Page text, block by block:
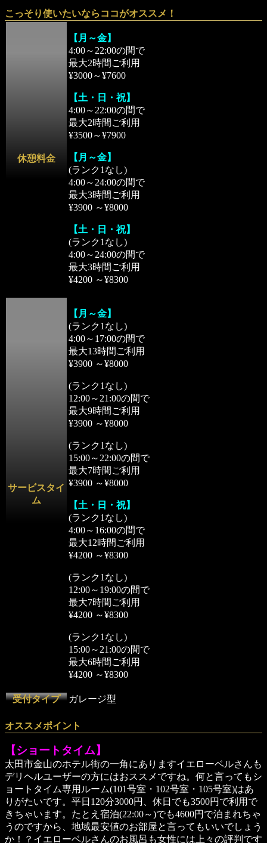
こっそり使いたいならココがオススメ！
休憩料金
【月～金】
4:00～22:00の間で
最大2時間ご利用
¥3000～¥7600
【土・日・祝】
4:00～22:00の間で
最大2時間ご利用
¥3500～¥7900
【月～金】
(ランク1なし)
4:00～24:00の間で
最大3時間ご利用
¥3900 ～¥8000
【土・日・祝】
(ランク1なし)
4:00～24:00の間で
最大3時間ご利用
¥4200 ～¥8300
サービスタイ
ム
【月～金】
(ランク1なし)
4:00～17:00の間で
最大13時間ご利用
¥3900 ～¥8000
(ランク1なし)
12:00～21:00の間で
最大9時間ご利用
¥3900 ～¥8000
(ランク1なし)
15:00～22:00の間で
最大7時間ご利用
¥3900 ～¥8000
【土・日・祝】
(ランク1なし)
4:00～16:00の間で
最大12時間ご利用
¥4200 ～¥8300
(ランク1なし)
12:00～19:00の間で
最大7時間ご利用
¥4200 ～¥8300
(ランク1なし)
15:00～21:00の間で
最大6時間ご利用
¥4200 ～¥8300
受付タイプ ガレージ型
オススメポイント
【ショートタイム】
太田市金山のホテル街の一角にありますイエローベルさんも
デリヘルユーザーの方にはおススメですね。何と言ってもシ
ョートタイム専用ルーム(101号室・102号室・105号室)はあ
りがたいです。平日120分3000円、休日でも3500円で利用で
きちゃいます。たとえ宿泊(22:00～)でも4600円で泊まれちゃ
うのですから、地域最安値のお部屋と言ってもいいでしょう
か！？イエローベルさんのお風呂も女性には上々の評判です